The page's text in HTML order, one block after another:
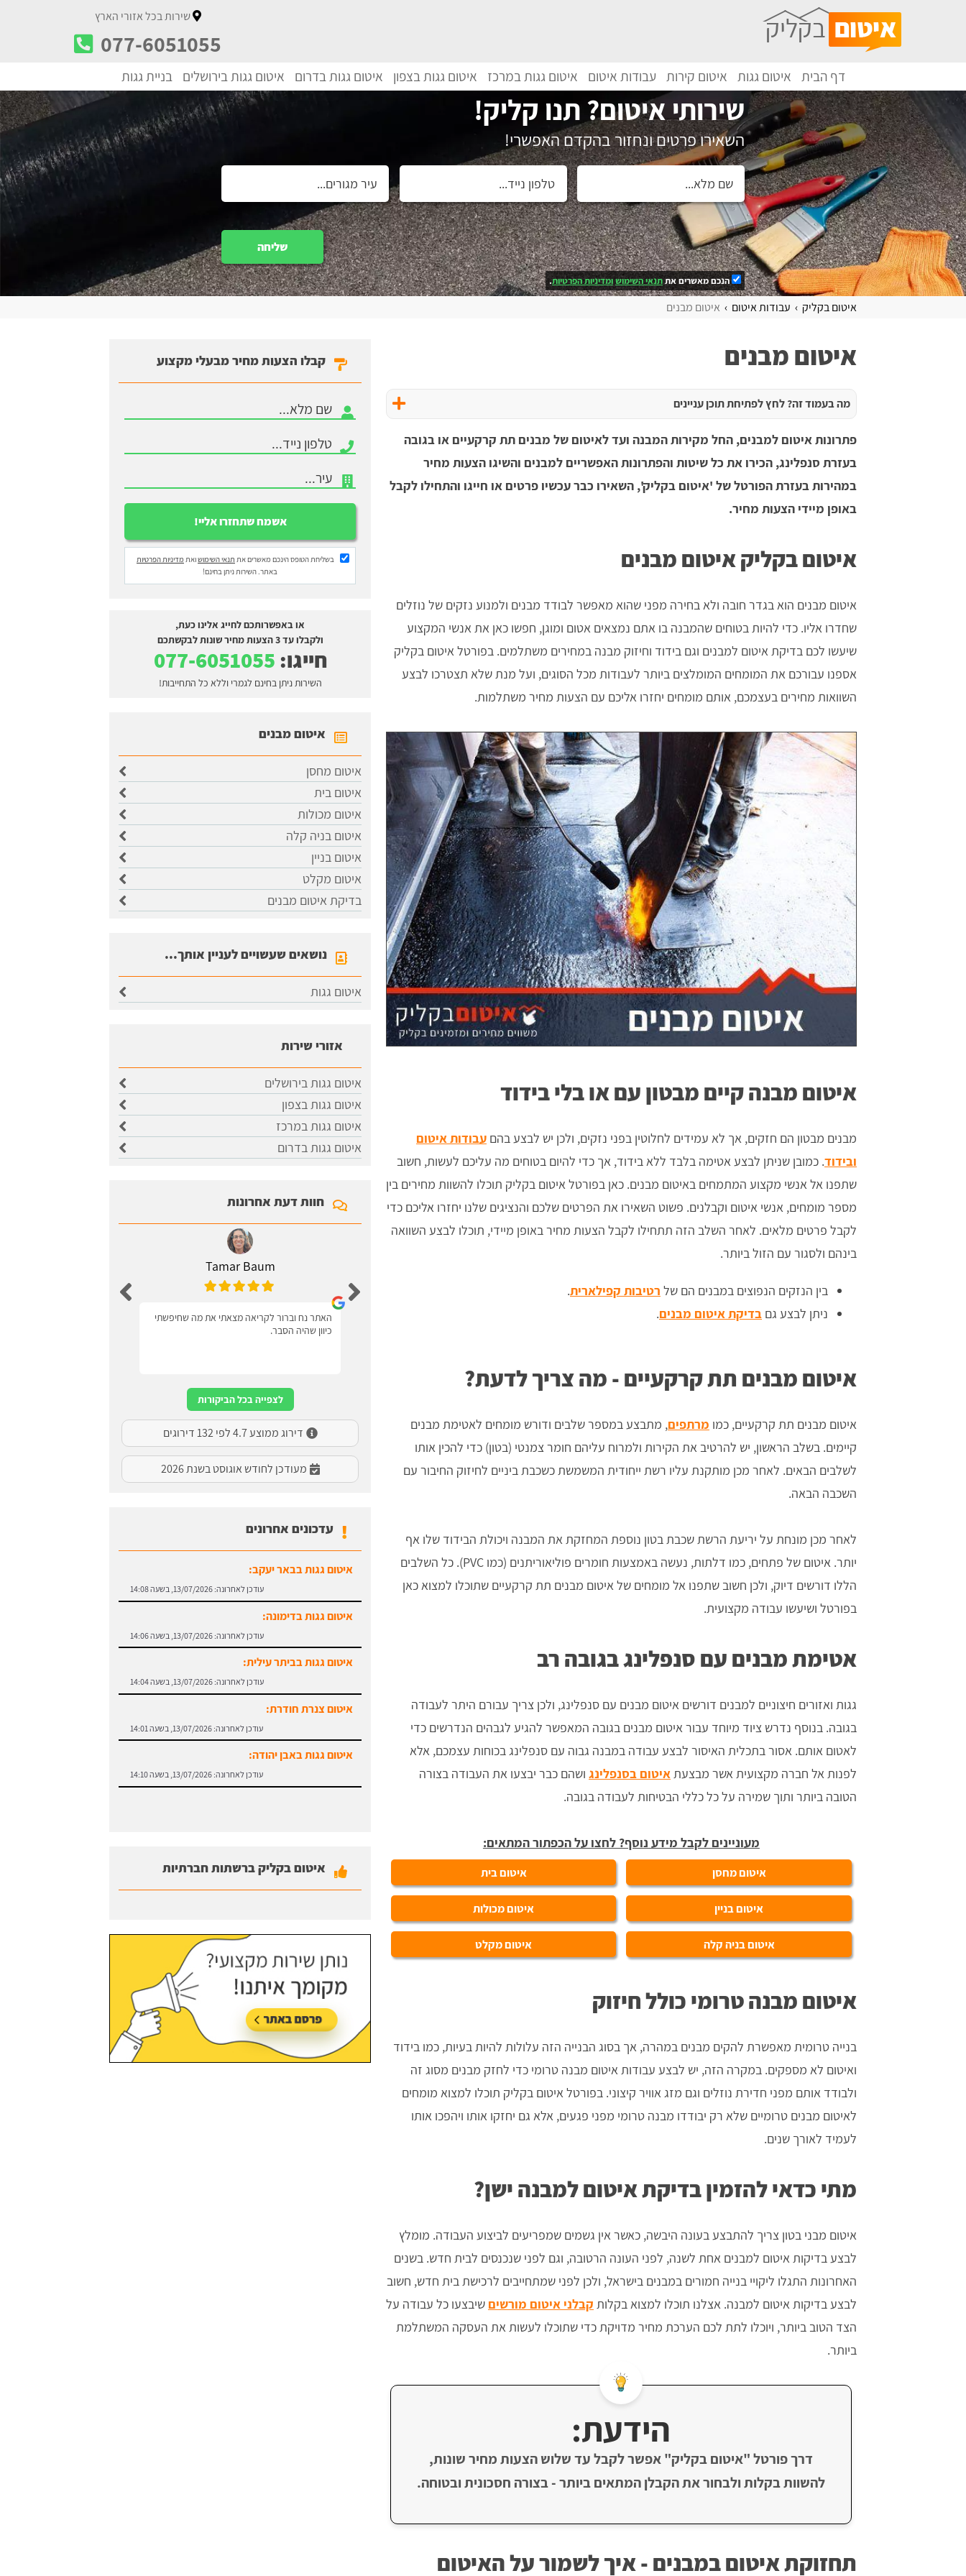
שירות בכל אזורי הארץ
077-6051055
דף הבית איטום גגות איטום קירות עבודות איטום איטום גגות במרכז איטום גגות בצפון איטום גגות בדרום איטום גגות בירושלים בניית גגות
שירותי איטום? תנו קליק!
השאירו פרטים ונחזור בהקדם האפשרי!
שליחה
הנכם מאשרים אתתנאי השימושומדיניות הפרטיות.
איטום בקליק עבודות איטום איטום מבנים
איטום מבנים
מה בעמוד זה? לחץ לפתיחת תוכן עניינים
פתרונות איטום למבנים, החל מקירות המבנה ועד לאיטום של מבנים תת קרקעיים או בגובה
בעזרת סנפלינג, הכירו את כל שיטות והפתרונות האפשריים למבנים והשיגו הצעות מחיר
במהירות בעזרת הפורטל של 'איטום בקליק', השאירו כבר עכשיו פרטים או חייגו והתחילו לקבל
באופן מיידי הצעות מחיר.
איטום בקליק איטום מבנים
איטום מבנים הוא בגדר חובה ולא בחירה מפני שהוא מאפשר לבודד מבנים ולמנוע נזקים של נוזלים
שחדרו אליו. כדי להיות בטוחים שהמבנה בו אתם נמצאים אטום ומוגן, חפשו כאן את אנשי המקצוע
שיעשו לכם בדיקת איטום למבנים וגם בידוד וחיזוק מבנה במחירים משתלמים. בפורטל איטום בקליק
אספנו עבורכם את המומחים המומלצים ביותר לעבודות מכל הסוגים, ועל מנת שלא תצטרכו לבצע
השוואות מחירים בעצמכם, אותם מומחים יחזרו אליכם עם הצעות מחיר משתלמות.
איטום מבנה קיים מבטון עם או בלי בידוד
מבנים מבטון הם חזקים, אך לא עמידים לחלוטין בפני נזקים, ולכן יש לבצע בהם עבודות איטום
ובידוד. כמובן שניתן לבצע אטימה בלבד ללא בידוד, אך כדי להיום בטוחים מה עליכם לעשות, חשוב
שתפנו אל אנשי מקצוע המתמחים באיטום מבנים. כאן בפורטל איטום בקליק תוכלו להשוות מחירים בין
מספר מומחים, אנשי איטום וקבלנים. פשוט השאירו את הפרטים שלכם והנציגים שלנו יחזרו אליכם כדי
לקבל פרטים מלאים. לאחר השלב הזה תתחילו לקבל הצעות מחיר באופן מיידי, תוכלו לבצע השוואה
בינהם ולסגור עם הזול ביותר.
בין הנזקים הנפוצים במבנים הם של רטיבות קפילארית.
ניתן לבצע גם בדיקת איטום מבנים.
איטום מבנים תת קרקעיים - מה צריך לדעת?
איטום מבנים תת קרקעיים, כמו מרתפים, מתבצע במספר שלבים ודורש מומחים לאטימת מבנים
קיימים. בשלב הראשון, יש להרטיב את הקירות ולמרוח עליהם חומר צמנטי (בטון) כדי להכין אותו
לשלבים הבאים. לאחר מכן מותקנת עליו רשת ייחודית המשמשת כשכבת ביניים לחיזוק החיבור עם
השכבה הבאה.
לאחר מכן מונחת על יריעת הרשת שכבת בטון נוספת המחזקת את המבנה ויכולת הבידוד שלו אף
יותר. איטום של פתחים, כמו דלתות, נעשה באמצעות חומרים פוליאוריתנים (כמו PVC). כל השלבים
הללו דורשים דיוק, ולכן חשוב שתפנו אל מומחים של איטום מבנים תת קרקעיים שתוכלו למצוא כאן
בפורטל ושיעשו עבודה מקצועית.
אטימת מבנים עם סנפלינג בגובה רב
גגות ואזורים חיצוניים למבנים דורשים איטום מבנים עם סנפלינג, ולכן צריך עבורם היתר לעבודה
בגובה. בנוסף נדרש ציוד מיוחד עבור איטום מבנים בגובה המאפשר להגיע לגבהים הנדרשים כדי
לאטום אותם. אסור בתכלית האיסור לבצע עבודה במבנה גבוה עם סנפלינג בכוחות עצמכם, אלא
לפנות אל חברה מקצועית אשר מבצעתאיטום בסנפלינג ושהם כבר יבצעו את העבודה בצורה
הטובה ביותר ותוך שמירה על כל כללי הבטיחות לעבודה בגובה.
מעוניינים לקבל מידע נוסף? לחצו על הכפתור המתאים:
איטום מחסן איטום בית
איטום בניין איטום מכולות
איטום בניה קלה איטום מקלט
איטום מבנה טרומי כולל חיזוק
בנייה טרומית מאפשרת להקים מבנים במהרה, אך בסוג הבנייה הזה עלולות להיות בעיות, כמו בידוד
ואיטום לא מספקים. במקרה הזה, יש לבצע עבודות איטום מבנה טרומי כדי לחזק מבנים מסוג זה
ולבודד אותם מפני חדירת נוזלים וגם מזג אוויר קיצוני. בפורטל איטום בקליק תוכלו למצוא מומחים
לאיטום מבנים טרומיים שלא רק יבודדו מבנה טרומי מפני פגעים, אלא גם יחזקו אותו ויהפכו אותו
לעמיד לאורך שנים.
מתי כדאי להזמין בדיקת איטום למבנה ישן?
איטום מבני בטון צריך להתבצע בעונה היבשה, כאשר אין גשמים שמפריעים לביצוע העבודה. מומלץ
לבצע בדיקות איטום למבנים אחת לשנה, לפני העונה הרטובה, וגם לפני שנכנסים לבית חדש. בשנים
האחרונות התגלו ליקויי בנייה חמורים במבנים בישראל, ולכן לפני שמתחייבים לרכישת בית חדש, חשוב
לבצע בדיקות איטום למבנה. אצלנו תוכלו למצוא בקלות קבלני איטום מורשים שיבצעו כל עבודה על
הצד הטוב ביותר, ויוכלו לתת לכם הערכת מחיר מדויקת כדי שתוכלו לעשות את העסקה המשתלמת
ביותר.
הידעת:
דרך פורטל "איטום בקליק" אפשר לקבל עד שלוש הצעות מחיר שונות,
להשוות בקלות ולבחור את הקבלן המתאים ביותר - בצורה חסכונית ובטוחה.
תחזוקת איטום במבנים - איך לשמור על האיטום
קבלו הצעות מחיר מבעלי מקצוע
בשליחת הטופס הינכם מאשרים את תנאי השימושואת מדיניות הפרטיות
באתר. השירות ניתן בחינם!
או באפשרותכם לחייג אלינו כעת,
ולקבלו עד 3 הצעות מחיר שונות לבקשתכם
חייגו:
השירות ניתן בחינם לגמרי וללא כל התחייבות!
איטום מבנים
איטום מחסן
איטום בית
איטום מכולות
איטום בניה קלה
איטום בניין
איטום מקלט
בדיקת איטום מבנים
נושאים שעשויים לעניין אותך...
איטום גגות
אזורי שירות
איטום גגות בירושלים
​איטום גגות בצפון
איטום גגות במרכז
איטום גגות בדרום
חוות דעת אחרונות
Tamar Baum
האתר נח וברור לקריאה מצאתי את מה שחיפשתי
כיוון שהיה הסבר.
מצויינים.
לצפייה בכל הביקורות
דירוג ממוצע 4.7 לפי 132 דירוגים
מעודכן לחודש אוגוסט בשנת 2026
עדכונים אחרונים
איטום גגות בבאר יעקב:
עודכן לאחרונה: 13/07/2026, בשעה 14:08
איטום גגות בדימונה:
עודכן לאחרונה: 13/07/2026, בשעה 14:06
איטום גגות בביתר עילית:
עודכן לאחרונה: 13/07/2026, בשעה 14:04
איטום צנרת חודרת:
עודכן לאחרונה: 13/07/2026, בשעה 14:01
איטום גגות באבן יהודה:
עודכן לאחרונה: 13/07/2026, בשעה 14:10
איטום בקליק ברשתות חברתיות